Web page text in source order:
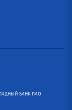
БАНК ПАО